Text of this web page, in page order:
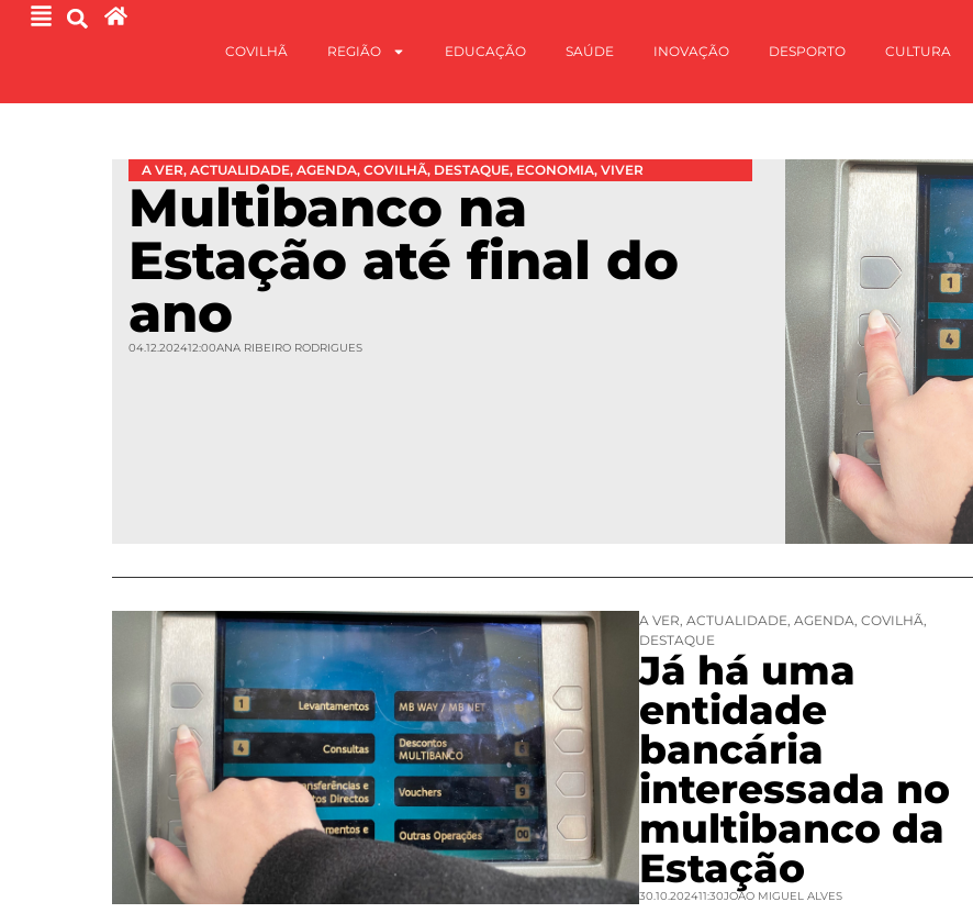
COVILHÃ REGIÃO EDUCAÇÃO SAÚDE INOVAÇÃO DESPORTO CULTURA
A VER, ACTUALIDADE, AGENDA, COVILHÃ, DESTAQUE, ECONOMIA, VIVER
Multibanco na
Estação até final do
ano
04.12.202412:00ANA RIBEIRO RODRIGUES
A VER, ACTUALIDADE, AGENDA, COVILHÃ,
DESTAQUE
Já há uma
entidade
bancária
interessada no
multibanco da
Estação
30.10.202411:30JOAO MIGUEL ALVES